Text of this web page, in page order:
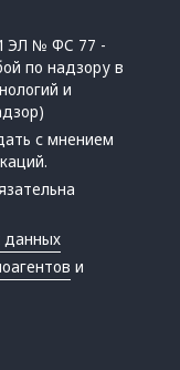
ЭЛ № ФС 77 -
по надзору в
и
с мнением
данных
и